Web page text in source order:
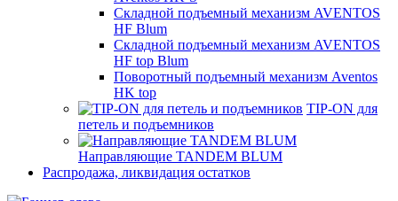
Складной подъемный механизм AVENTOS
HF Blum
Складной подъемный механизм AVENTOS
HF top Blum
Поворотный подъемный механизм Aventos
HK top
TIP-ON для
петель и подъемников
Направляющие TANDEM BLUM
Распродажа, ликвидация остатков